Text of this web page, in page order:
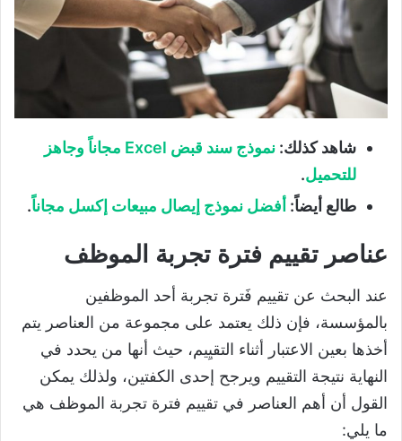
شاهد كذلك:
نموذج سند قبض Excel مجاناً وجاهز
للتحميل.
طالع أيضاً: أفضل نموذج إيصال مبيعات إكسل مجاناً.
عناصر تقييم فترة تجربة الموظف
عند البحث عن تقييم فَترة تجربة أحد الموظفين
بالمؤسسة، فإن ذلك يعتمد على مجموعة من العناصر يتم
أخذها بعين الاعتبار أثناء التقيِيم، حيث أنها من يحدد في
النهاية نتيجة التقييم ويرجح إحدى الكفتين، ولذلك يمكن
القول أن أهم العناصر في تقييم فترة تجربة الموظف هي
ما يلي: